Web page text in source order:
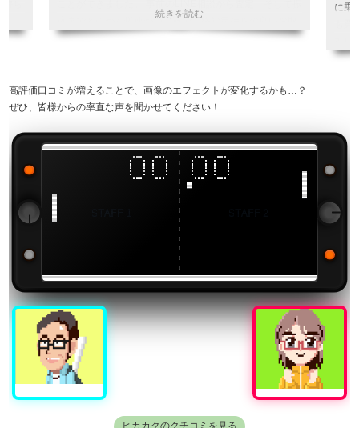
込までとにかく爆速かつ丁寧で、終始気持ちの良いお取
引でした。大事にしてきたゲームをBEEPさんにお任せ
引用元:ヒカカク
に乗
高評価口コミが増えることで、画像のエフェクトが変化するかも…？
ぜひ、皆様からの率直な声を聞かせてください！